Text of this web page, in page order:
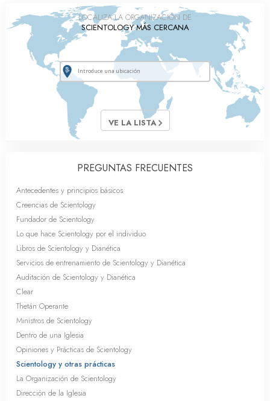
LOCALIZA LA ORGANIZACIÓN DE
SCIENTOLOGY MÁS CERCANA
VE LA LISTA
PREGUNTAS FRECUENTES
Antecedentes y principios básicos
Creencias de Scientology
Fundador de Scientology
Lo que hace Scientology por el individuo
Libros de Scientology y Dianética
Servicios de entrenamiento de Scientology y Dianética
Auditación de Scientology y Dianética
Clear
Thetán Operante
Ministros de Scientology
Dentro de una Iglesia
Opiniones y Prácticas de Scientology
Scientology y otras prácticas
La Organización de Scientology
Dirección de la Iglesia